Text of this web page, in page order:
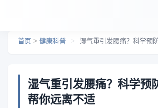
首页 > 健康科普 > 湿气重引发腰痛？科学预防调
湿气重引发腰痛？科学预
帮你远离不适